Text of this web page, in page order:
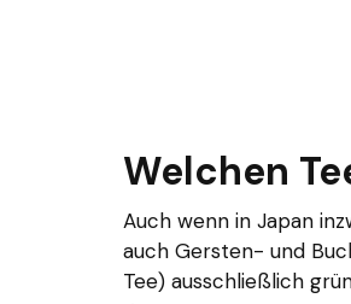
Welchen
Auch wenn in Japan
auch Gersten- und
Tee) ausschließlich